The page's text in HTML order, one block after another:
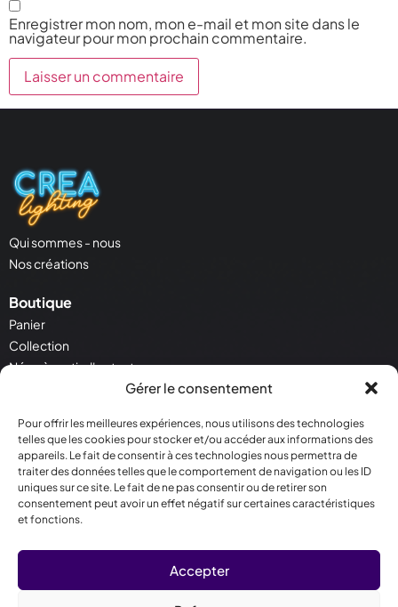
Gérer le consentement
Pour offrir les meilleures expériences, nous utilisons des technologies
telles que les cookies pour stocker et/ou accéder aux informations des
appareils. Le fait de consentir à ces technologies nous permettra de
traiter des données telles que le comportement de navigation ou les ID
uniques sur ce site. Le fait de ne pas consentir ou de retirer son
consentement peut avoir un effet négatif sur certaines caractéristiques
et fonctions.
Accepter
Enregistrer mon nom, mon e-mail et mon site dans le
navigateur pour mon prochain commentaire.
Qui sommes - nous
Nos créations
Boutique
Panier
Collection
Néon à partir d'un texte
Néon à partir d'une image
Service Client
Contactez - nous
Conditions générales de vente
Politique de cookies
30 Rue Salneuve 75017 Paris
contact@crealighting.com